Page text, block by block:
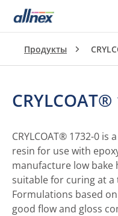
Продукты
CRYLCOAT® 1732-0
resin for use with
manufacture low
suitable for curing at a
Formulations based on
good flow and gloss